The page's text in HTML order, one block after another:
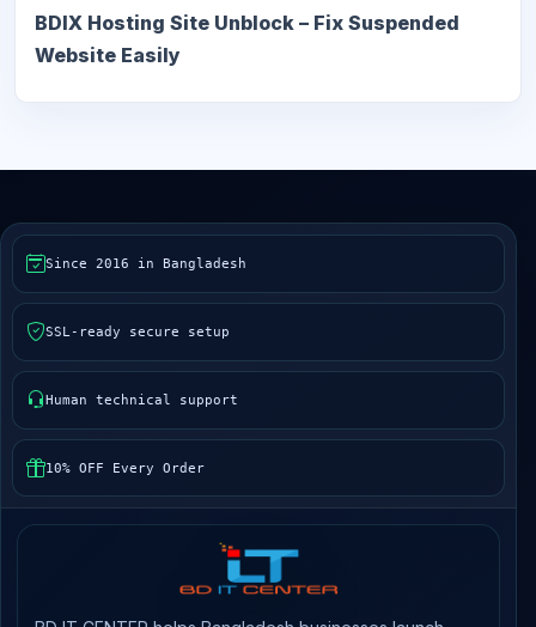
BDIX Hosting Site Unblock – Fix Suspended
Website Easily
Since 2016 in Bangladesh
SSL-ready secure setup
Human technical support
10% OFF Every Order